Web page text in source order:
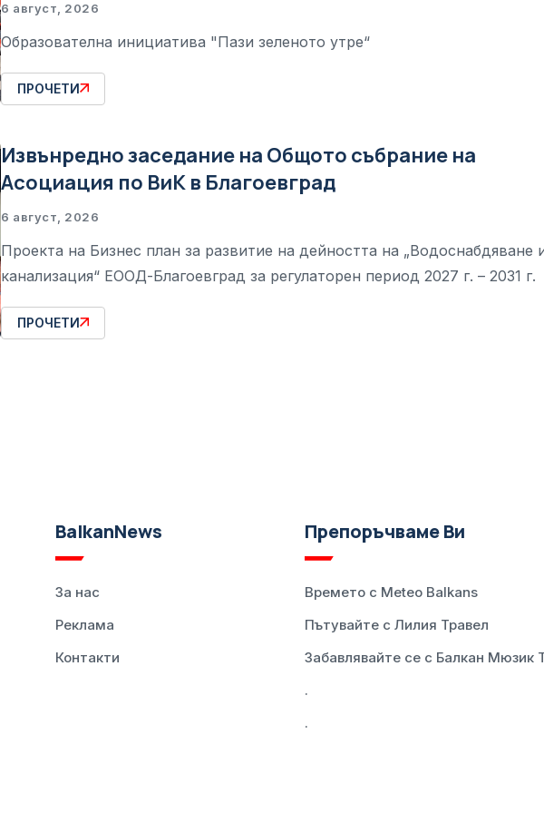
6 август, 2026
Образователна инициатива "Пази зеленото утре“
ПРОЧЕТИ
Извънредно заседание на Общото събрание на
Асоциация по ВиК в Благоевград
6 август, 2026
Проекта на Бизнес план за развитие на дейността на „Водоснабдяване
канализация“ ЕООД-Благоевград за регулаторен период 2027 г. – 2031 г.
ПРОЧЕТИ
BalkanNews
За нас
Реклама
Контакти
Препоръчваме Ви
Времето с Meteo Balkans
Пътувайте с Лилия Травел
Забавлявайте се с Балкан Мюзик
.
.